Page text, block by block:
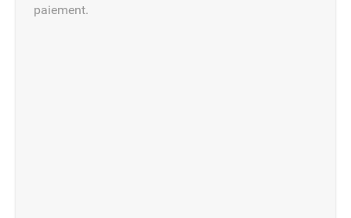
paiement.